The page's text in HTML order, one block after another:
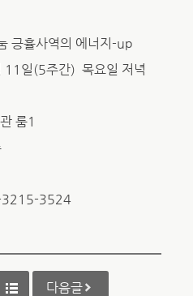
긍휼사역의 에너지-up
일(5주간) 목요일 저녁
룸1
3215-3524
다음글